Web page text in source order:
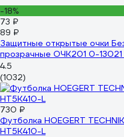
-18%
73 ₽
89 ₽
Защитные открытые очки
прозрачные ОЧК201 0-13021
4.5
(1032)
730 ₽
Футболка HOEGERT
HT5K410-L